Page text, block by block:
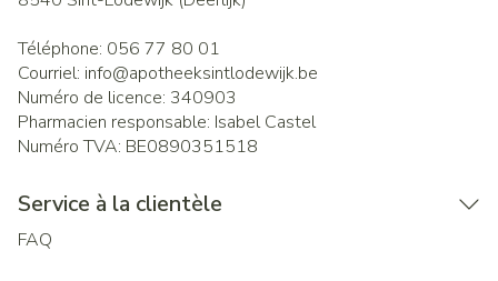
Téléphone: 056 77 80 01
Courriel: info@apotheeksintlodewijk.be
Numéro de licence: 340903
Pharmacien responsable: Isabel Castel
Numéro TVA: BE0890351518
Service à la clientèle
FAQ